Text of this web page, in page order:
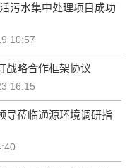
污水集中处理项目成功
10:57
战略合作框架协议
16:15
导莅临通源环境调研指